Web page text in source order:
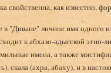
свойственна, как известно,
в "Диване" личное имя одного
к абхазо-адыгской этно-
имена, а также
скала (ахра, абаху), и в